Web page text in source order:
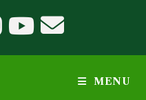
MENU